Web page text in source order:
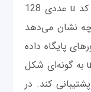
فیزیکی یا منطقی است، ارائه می‌شود. کد u عددی 128
نشان می‌دهد
پایگاه داده‌
اختصاصی بازیابی می‌شود. ساختار کد u به گونه‌ای شکل
کند. در